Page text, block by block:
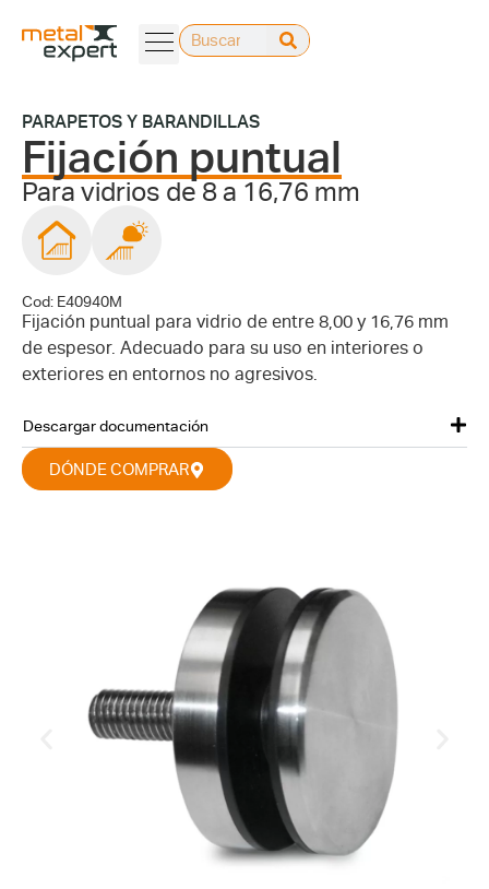
PARAPETOS Y BARANDILLAS
Fijación puntual
Para vidrios de 8 a 16,76 mm
Cod: E40940M
Fijación puntual para vidrio de entre 8,00 y 16,76 mm
de espesor. Adecuado para su uso en interiores o
exteriores en entornos no agresivos.
Descargar documentación
DÓNDE COMPRAR